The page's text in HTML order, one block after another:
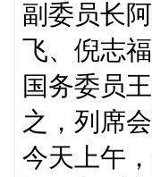
副委员长
飞、倪志
国务委员
之，列席会
今天上午